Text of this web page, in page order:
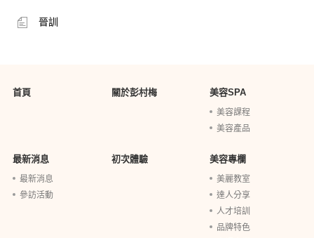
晉訓
首頁 關於彭村梅 美容SPA
美容課程
美容產品
最新消息
最新消息
參訪活動
初次體驗 美容專欄
美麗教室
達人分享
人才培訓
品牌特色